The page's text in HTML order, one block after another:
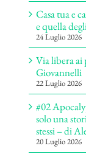
Casa tua e
e quella
24 Luglio 2026
Via libera
Giovannelli
22 Luglio 2026
#02
solo una
stessi – di
20 Luglio 2026